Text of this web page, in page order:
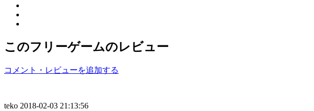
このフリーゲームのレビュー
コメント・レビューを追加する
teko 2018-02-03 21:13:56